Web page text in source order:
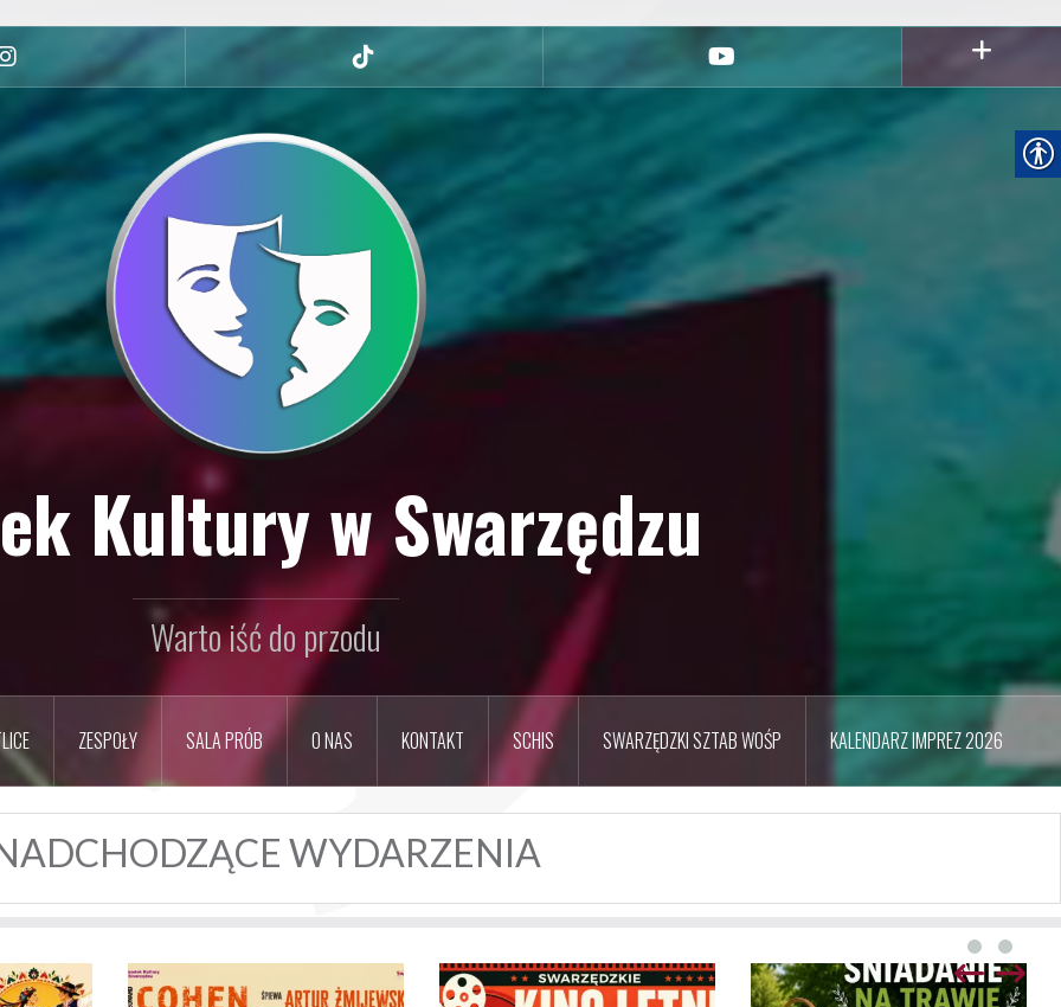
tiktok
Kultury w Swarzędzu
Warto iść do przodu
ZESPOŁY SALA PRÓB O NAS KONTAKT SCHIS SWARZĘDZKI SZTAB WOŚP KALENDARZ IMPREZ 2026
WYDARZENIA